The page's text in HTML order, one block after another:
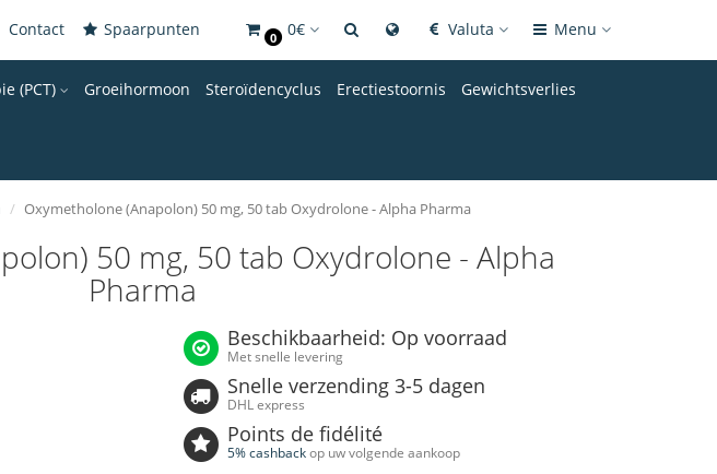
Contact Spaarpunten 0 0€ Valuta Menu
(PCT) Groeihormoon Steroïdencyclus Erectiestoornis Gewichtsverlies
Oxymetholone (Anapolon) 50 mg, 50 tab Oxydrolone - Alpha Pharma
50 mg, 50 tab Oxydrolone - Alpha
Pharma
Beschikbaarheid: Op voorraad
Met snelle levering
Snelle verzending 3-5 dagen
DHL express
Points de fidélité
5% cashbackop uw volgende aankoop